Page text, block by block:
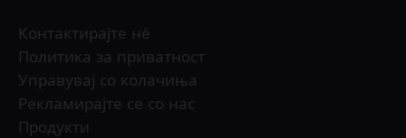
Контактирајте нè
Политика за приватност
Управувај со колачиња
Рекламирајте се со нас
Продукти